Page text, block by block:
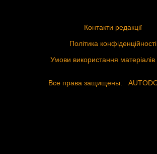
Контакти редакції
Політика конфіденційності
Умови використання матеріалів
Все права защищены.